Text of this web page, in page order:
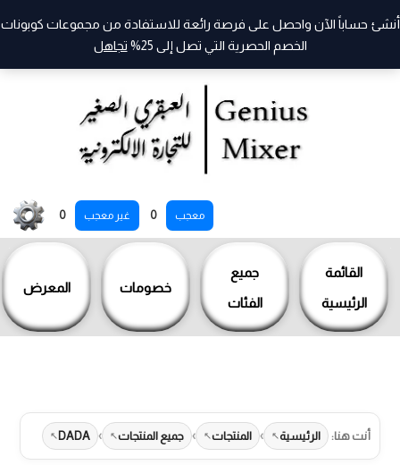
معجب 0 غير معجب 0
القائمة
الرئيسية
جميع
الفئات
خصومات المعرض
أنشئ حساباً الآن واحصل على فرصة رائعة للاستفادة من مجموعات كوبونات
الخصم الحصرية التي تصل إلى 25%
تجاهل
المحتوى
أنت هنا: الرئيسية › المنتجات › جميع المنتجات ›
DADA